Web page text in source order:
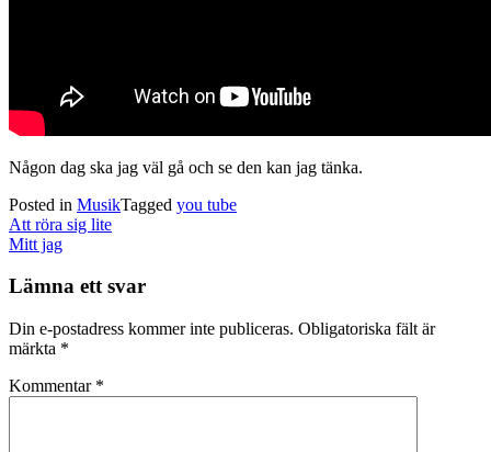
Någon dag ska jag väl gå och se den kan jag tänka.
Posted in MusikTagged you tube
Post
navigation
Att röra sig lite
Mitt jag
Lämna ett svar
Din e-postadress kommer inte publiceras. Obligatoriska fält är
märkta *
Kommentar *